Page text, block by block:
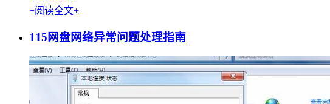
+阅读全文+
115网盘网络异常问题处理指南